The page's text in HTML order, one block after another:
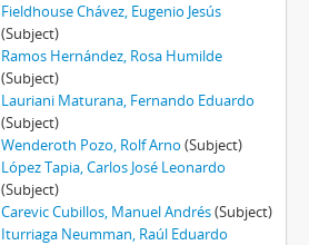
Fieldhouse Chávez, Eugenio Jesús
(Subject)
Ramos Hernández, Rosa Humilde
(Subject)
Lauriani Maturana, Fernando Eduardo
(Subject)
Wenderoth Pozo, Rolf Arno (Subject)
López Tapia, Carlos José Leonardo
(Subject)
Carevic Cubillos, Manuel Andrés(Subject)
Iturriaga Neumman, Raúl Eduardo